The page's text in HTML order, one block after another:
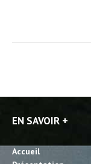
EN SAVOIR +
Accueil